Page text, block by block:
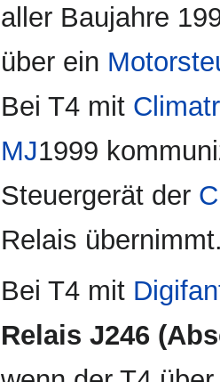
aller Baujahre
über ein
Bei T4 mit
MJ1999
Steuergerät der
Relais
Bei T4 mit
Relais J246